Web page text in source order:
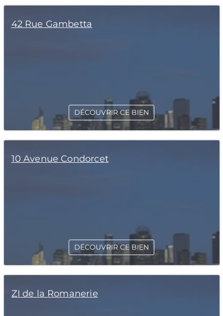
42 Rue Gambetta
DÉCOUVRIR CE BIEN
10 Avenue Condorcet
DÉCOUVRIR CE BIEN
ZI de la Romanerie